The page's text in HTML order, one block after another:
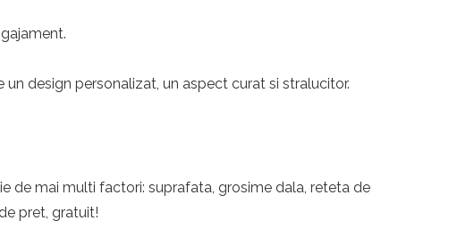
design personalizat, un aspect curat si stralucitor.
de mai multi factori: suprafata, grosime dala, reteta de
pret, gratuit!